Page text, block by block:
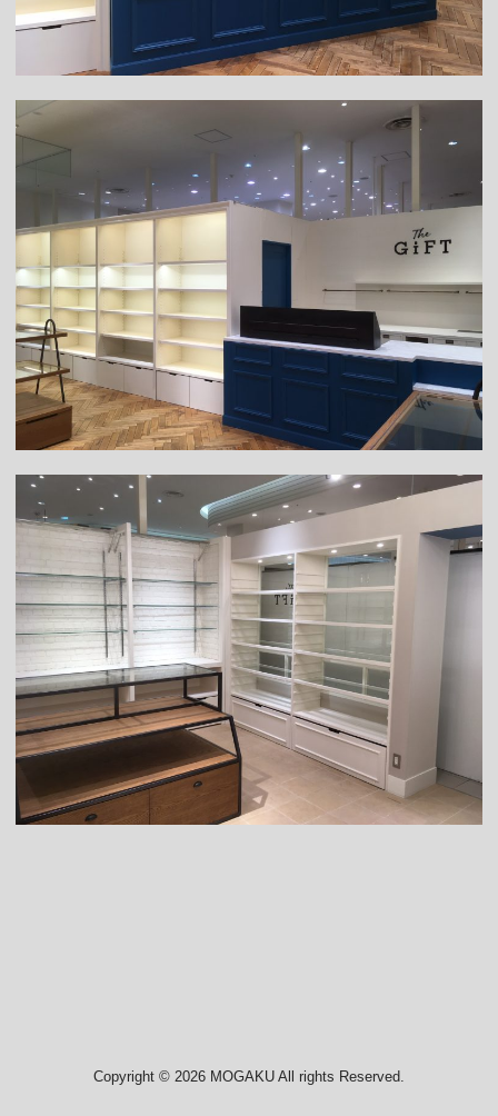
Copyright © 2026 MOGAKU All rights Reserved.